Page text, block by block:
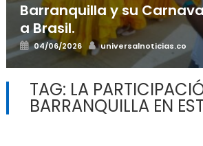
Barranquilla y su
a Brasil.
Posted
04/06/2026 Author
universalnoticias.co
TAG: LA
BARRANQUILLA EN